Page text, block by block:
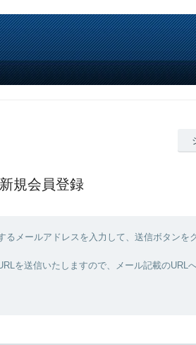
新規会員登録
メールアドレスを入力して、送信ボタンを
を送信いたしますので、メール記載のURL